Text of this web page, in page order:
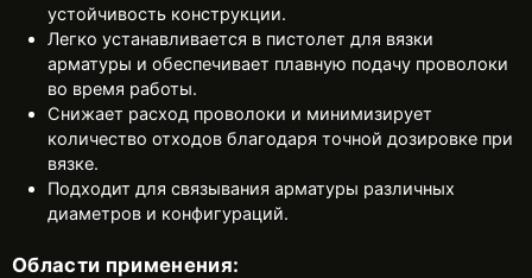
устойчивость конструкции.
Легко устанавливается в пистолет для вязки
арматуры и обеспечивает плавную подачу проволоки
во время работы.
Снижает расход проволоки и минимизирует
количество отходов благодаря точной дозировке при
вязке.
Подходит для связывания арматуры различных
диаметров и конфигураций.
Области применения: